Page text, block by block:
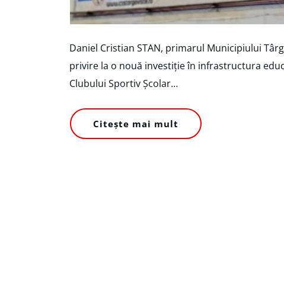
Daniel Cristian STAN, primarul Municipiului
privire la o nouă investiție în infrastructura
Clubului Sportiv Școlar…
Citește mai mult